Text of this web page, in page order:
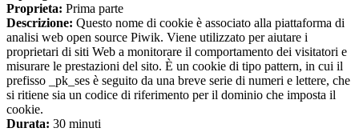
Proprieta: Prima parte
Descrizione: Questo nome di cookie è associato alla piattaforma di
analisi web open source Piwik. Viene utilizzato per aiutare i
proprietari di siti Web a monitorare il comportamento dei visitatori e
misurare le prestazioni del sito. È un cookie di tipo pattern, in cui il
prefisso _pk_ses è seguito da una breve serie di numeri e lettere, che
si ritiene sia un codice di riferimento per il dominio che imposta il
cookie.
Durata: 30 minuti